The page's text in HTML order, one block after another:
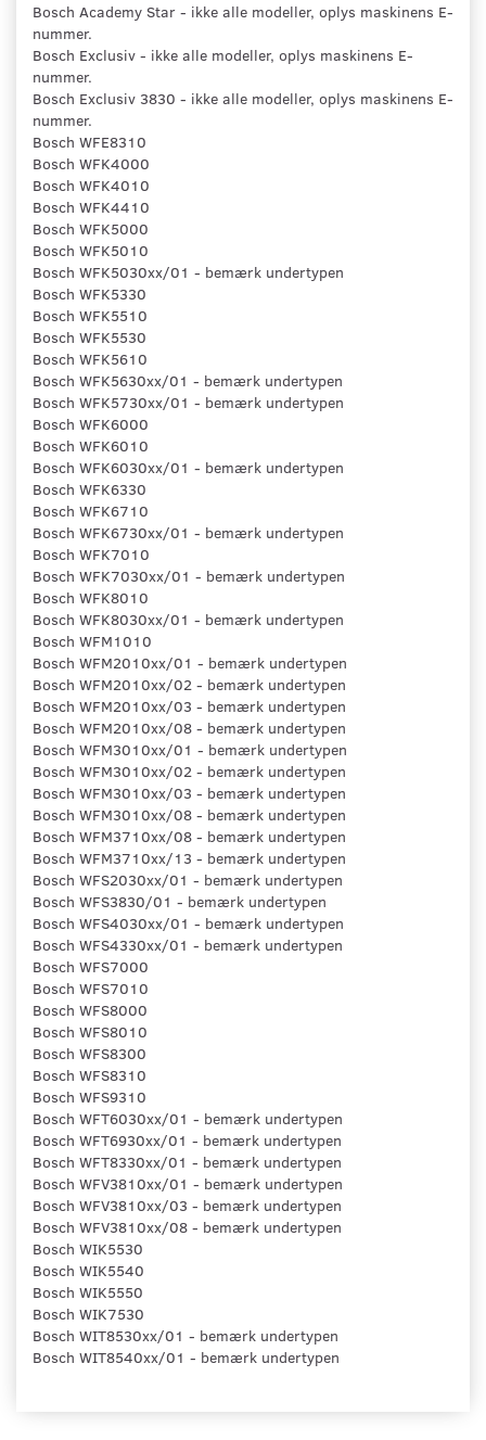
Bosch Academy Star - ikke alle modeller, oplys maskinens E-
nummer.
Bosch Exclusiv - ikke alle modeller, oplys maskinens E-
nummer.
Bosch Exclusiv 3830 - ikke alle modeller, oplys maskinens E-
nummer.
Bosch WFE8310
Bosch WFK4000
Bosch WFK4010
Bosch WFK4410
Bosch WFK5000
Bosch WFK5010
Bosch WFK5030xx/01 - bemærk undertypen
Bosch WFK5330
Bosch WFK5510
Bosch WFK5530
Bosch WFK5610
Bosch WFK5630xx/01 - bemærk undertypen
Bosch WFK5730xx/01 - bemærk undertypen
Bosch WFK6000
Bosch WFK6010
Bosch WFK6030xx/01 - bemærk undertypen
Bosch WFK6330
Bosch WFK6710
Bosch WFK6730xx/01 - bemærk undertypen
Bosch WFK7010
Bosch WFK7030xx/01 - bemærk undertypen
Bosch WFK8010
Bosch WFK8030xx/01 - bemærk undertypen
Bosch WFM1010
Bosch WFM2010xx/01 - bemærk undertypen
Bosch WFM2010xx/02 - bemærk undertypen
Bosch WFM2010xx/03 - bemærk undertypen
Bosch WFM2010xx/08 - bemærk undertypen
Bosch WFM3010xx/01 - bemærk undertypen
Bosch WFM3010xx/02 - bemærk undertypen
Bosch WFM3010xx/03 - bemærk undertypen
Bosch WFM3010xx/08 - bemærk undertypen
Bosch WFM3710xx/08 - bemærk undertypen
Bosch WFM3710xx/13 - bemærk undertypen
Bosch WFS2030xx/01 - bemærk undertypen
Bosch WFS3830/01 - bemærk undertypen
Bosch WFS4030xx/01 - bemærk undertypen
Bosch WFS4330xx/01 - bemærk undertypen
Bosch WFS7000
Bosch WFS7010
Bosch WFS8000
Bosch WFS8010
Bosch WFS8300
Bosch WFS8310
Bosch WFS9310
Bosch WFT6030xx/01 - bemærk undertypen
Bosch WFT6930xx/01 - bemærk undertypen
Bosch WFT8330xx/01 - bemærk undertypen
Bosch WFV3810xx/01 - bemærk undertypen
Bosch WFV3810xx/03 - bemærk undertypen
Bosch WFV3810xx/08 - bemærk undertypen
Bosch WIK5530
Bosch WIK5540
Bosch WIK5550
Bosch WIK7530
Bosch WIT8530xx/01 - bemærk undertypen
Bosch WIT8540xx/01 - bemærk undertypen